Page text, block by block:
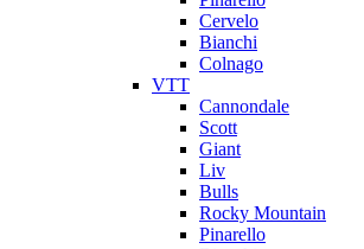
Cervelo
Bianchi
Colnago
VTT
Cannondale
Scott
Giant
Liv
Bulls
Rocky Mountain
Pinarello